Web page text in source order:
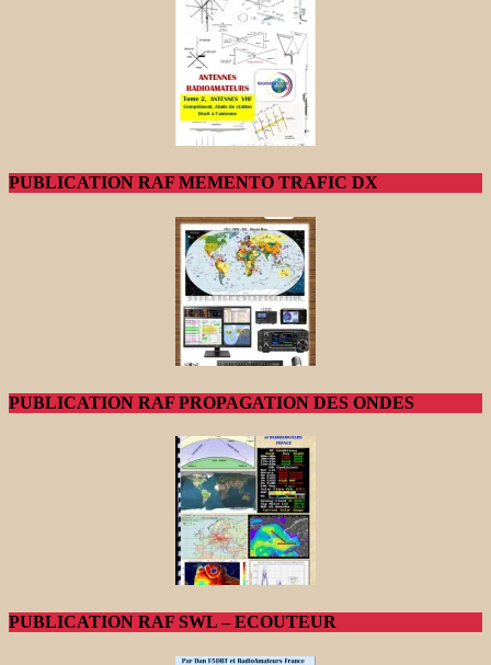
PUBLICATION RAF MEMENTO TRAFIC DX
PUBLICATION RAF PROPAGATION DES ONDES
PUBLICATION RAF SWL – ECOUTEUR